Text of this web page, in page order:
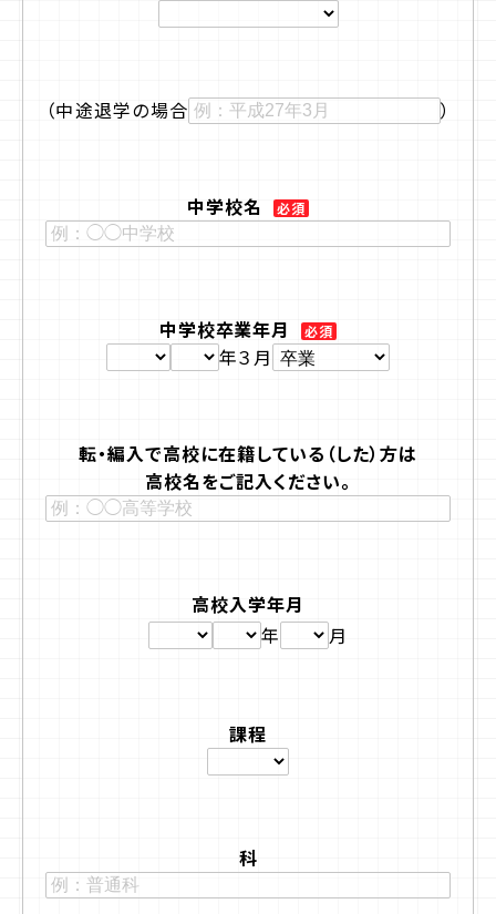
（中途退学の場合 ）
中学校名 必須
中学校卒業年月 必須
年３月
転・編入で高校に在籍している（した）方は
高校名をご記入ください。
高校入学年月
年
月
課程
科